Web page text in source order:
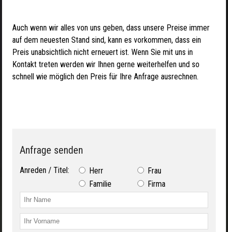
Auch wenn wir alles von uns geben, dass unsere Preise immer
auf dem neuesten Stand sind, kann es vorkommen, dass ein
Preis unabsichtlich nicht erneuert ist. Wenn Sie mit uns in
Kontakt treten werden wir Ihnen gerne weiterhelfen und so
schnell wie möglich den Preis für Ihre Anfrage ausrechnen.
Anfrage senden
Anreden / Titel: Herr
Frau
Familie
Firma